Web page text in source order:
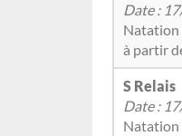
Date :
Natation
à partir
S Relais
Date :
Natation